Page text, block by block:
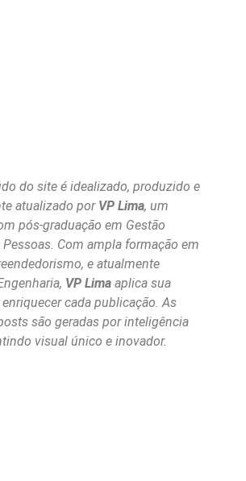
do site é idealizado, produzido e
atualizado por VP Lima, um
pós-graduação em Gestão
Com ampla formação em
e atualmente
VP Lima aplica sua
cada publicação. As
são geradas por inteligência
visual único e inovador.